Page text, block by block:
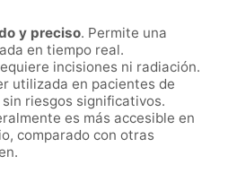
y preciso. Permite una
en tiempo real.
incisiones ni radiación.
utilizada en pacientes de
riesgos significativos.
es más accesible en
comparado con otras